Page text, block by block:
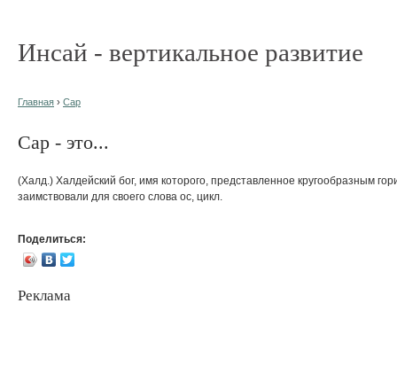
Инсай - вертикальное развитие
Главная › Сар
Сар - это...
(Халд.) Халдейский бог, имя которого, представленное кругообразным
заимствовали для своего слова ос, цикл.
Поделиться:
Реклама